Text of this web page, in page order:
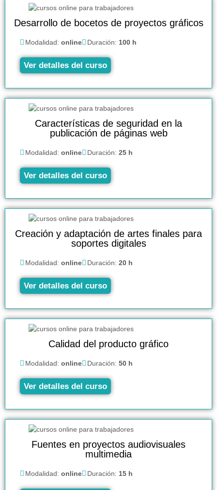
Desarrollo de bocetos de proyectos gráficos
Modalidad: online Duración: 100 h
Ver detalles del curso
Características de seguridad en la
publicación de páginas web
Modalidad: online Duración: 25 h
Ver detalles del curso
Creación y adaptación de artes finales para
soportes digitales
Modalidad: online Duración: 20 h
Ver detalles del curso
Calidad del producto gráfico
Modalidad: online Duración: 50 h
Ver detalles del curso
Fuentes en proyectos audiovisuales
multimedia
Modalidad: online Duración: 15 h